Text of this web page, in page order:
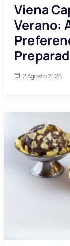
Viena
Verano:
2 Agosto 2026